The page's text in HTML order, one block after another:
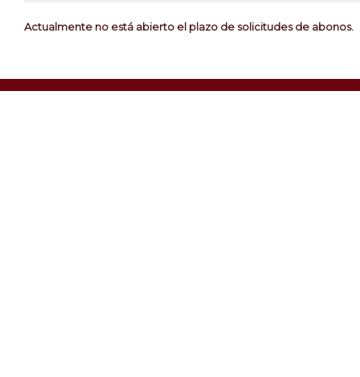
Actualmente no está abierto el plazo de solicitudes de abonos.